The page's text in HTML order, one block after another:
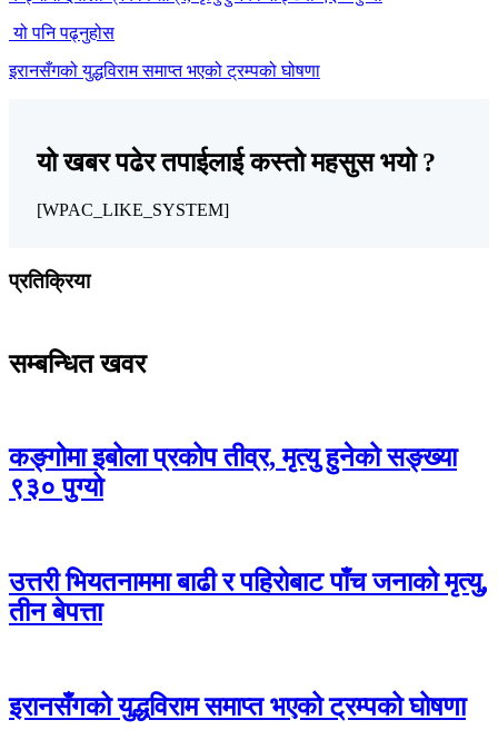
यो पनि पढ्नुहोस
इरानसँगको युद्धविराम समाप्त भएको ट्रम्पको घोषणा
यो खबर पढेर तपाईलाई कस्तो महसुस भयो ?
[WPAC_LIKE_SYSTEM]
प्रतिक्रिया
सम्बन्धित खवर
कङ्गोमा इबोला प्रकोप तीव्र, मृत्यु हुनेको सङ्ख्या
९३० पुग्यो
उत्तरी भियतनाममा बाढी र पहिरोबाट पाँच जनाको मृत्यु,
तीन बेपत्ता
इरानसँगको युद्धविराम समाप्त भएको ट्रम्पको घोषणा